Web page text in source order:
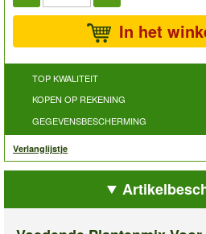
In het
TOP KWALITEIT
KOPEN OP REKENING
GEGEVENSBESCHERMING
Verlanglijstje